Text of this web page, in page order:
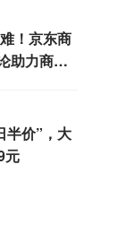
！京东商
助力商家
半价”，大
元